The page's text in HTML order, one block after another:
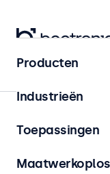
Monitoren
12 inch
12 inch monitoren
commercieel
Producten
Industrieën
Toepassingen